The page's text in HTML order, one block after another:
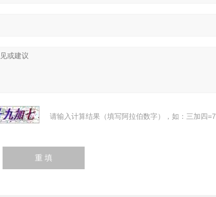
请输入计算结果（填写阿拉伯数字），如：三加四=7